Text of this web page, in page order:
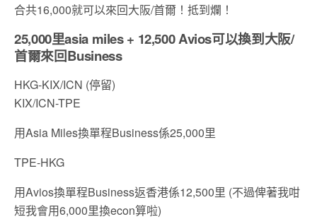
合共16,000就可以來回大阪/首爾！抵到爛！
25,000里asia miles + 12,500 Avios可以換到大阪/
首爾來回Business
HKG-KIX/ICN (停留)
KIX/ICN-TPE
用Asia Miles換單程Business係25,000里
TPE-HKG
用Avios換單程Business返香港係12,500里 (不過俾著我咁
短我會用6,000里換econ算啦)